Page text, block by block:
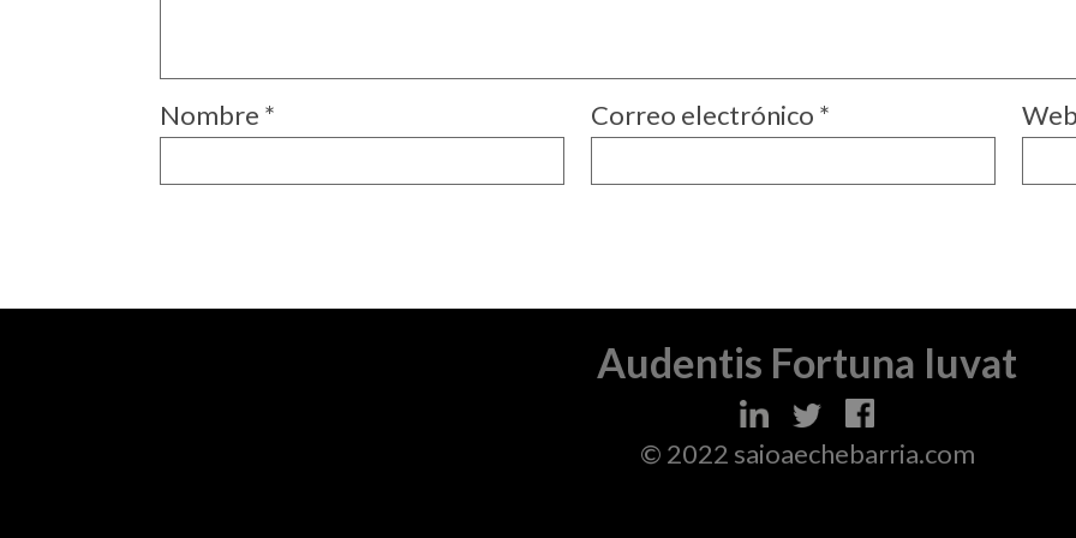
Nombre * Correo electrónico *
Audentis Fortuna Iuvat
© 2022 saioaechebarria.com